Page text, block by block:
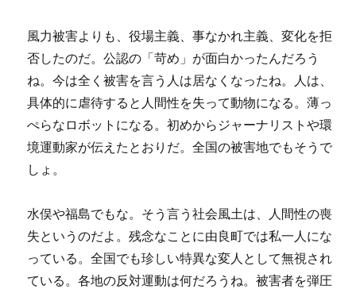
風力被害よりも、役場主義、事なかれ主義、変化を拒
否したのだ。公認の「苛め」が面白かったんだろう
ね。今は全く被害を言う人は居なくなったね。人は、
具体的に虐待すると人間性を失って動物になる。薄っ
ぺらなロボットになる。初めからジャーナリストや環
境運動家が伝えたとおりだ。全国の被害地でもそうで
しょ。
水俣や福島でもな。そう言う社会風土は、人間性の喪
失というのだよ。残念なことに由良町では私一人にな
っている。全国でも珍しい特異な変人として無視され
ている。各地の反対運動は何だろうね。被害者を弾圧